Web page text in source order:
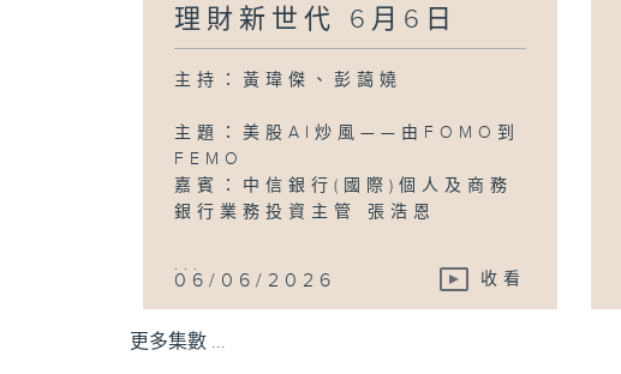
理財新世代 6月6日
主持：黃瑋傑、彭藹嬈
主題：美股AI炒風——由FOMO到
FEMO
嘉賓：中信銀行(國際)個人及商務
銀行業務投資主管 張浩恩
...
06/06/2026 收看
更多集數 ...